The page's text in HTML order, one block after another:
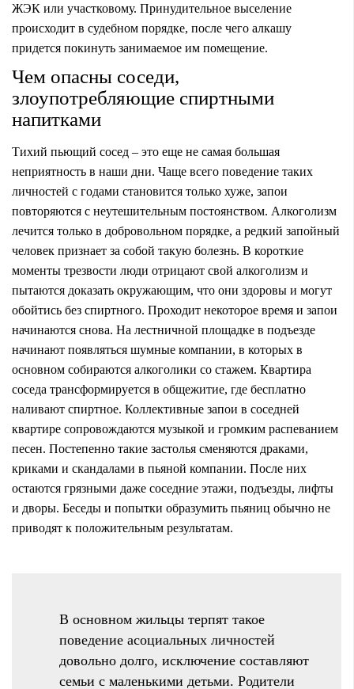
ЖЭК или участковому. Принудительное выселение
происходит в судебном порядке, после чего алкашу
придется покинуть занимаемое им помещение.
Чем опасны соседи,
злоупотребляющие спиртными
напитками
Тихий пьющий сосед – это еще не самая большая
неприятность в наши дни. Чаще всего поведение таких
личностей с годами становится только хуже, запои
повторяются с неутешительным постоянством. Алкоголизм
лечится только в добровольном порядке, а редкий запойный
человек признает за собой такую болезнь. В короткие
моменты трезвости люди отрицают свой алкоголизм и
пытаются доказать окружающим, что они здоровы и могут
обойтись без спиртного. Проходит некоторое время и запои
начинаются снова. На лестничной площадке в подъезде
начинают появляться шумные компании, в которых в
основном собираются алкоголики со стажем. Квартира
соседа трансформируется в общежитие, где бесплатно
наливают спиртное. Коллективные запои в соседней
квартире сопровождаются музыкой и громким распеванием
песен. Постепенно такие застолья сменяются драками,
криками и скандалами в пьяной компании. После них
остаются грязными даже соседние этажи, подъезды, лифты
и дворы. Беседы и попытки образумить пьяниц обычно не
приводят к положительным результатам.
В основном жильцы терпят такое
поведение асоциальных личностей
довольно долго, исключение составляют
семьи с маленькими детьми. Родители